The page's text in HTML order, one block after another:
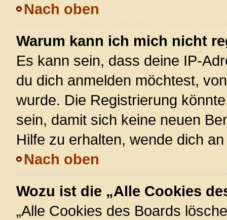
Nach oben
Warum kann ich mich nicht
Es kann sein, dass deine IP-
du dich anmelden möchtest,
wurde. Die Registrierung
sein, damit sich keine neuen
Hilfe zu erhalten, wende dich
Nach oben
Wozu ist die „Alle Cookies
„Alle Cookies des Boards